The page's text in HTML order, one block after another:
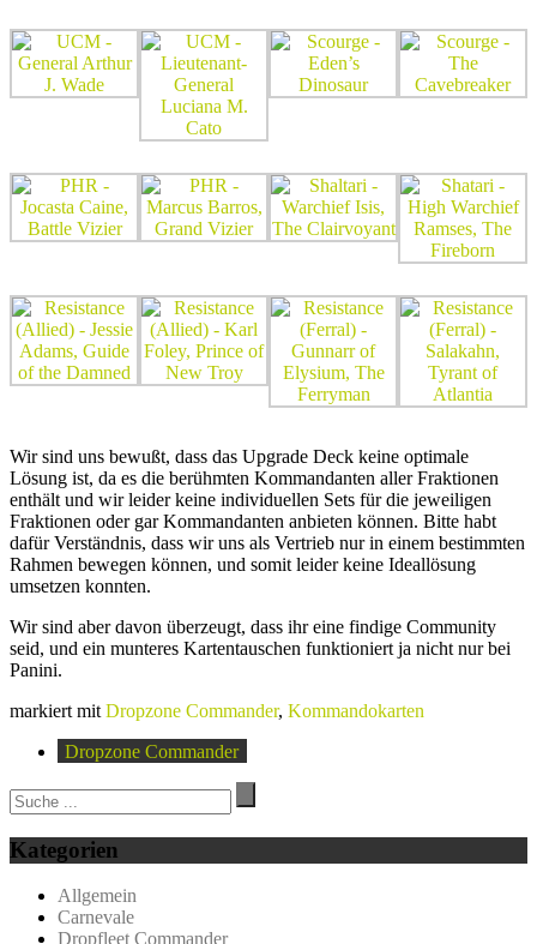
Wir sind uns bewußt, dass das Upgrade Deck keine optimale
Lösung ist, da es die berühmten Kommandanten aller Fraktionen
enthält und wir leider keine individuellen Sets für die jeweiligen
Fraktionen oder gar Kommandanten anbieten können. Bitte habt
dafür Verständnis, dass wir uns als Vertrieb nur in einem bestimmten
Rahmen bewegen können, und somit leider keine Ideallösung
umsetzen konnten.
Wir sind aber davon überzeugt, dass ihr eine findige Community
seid, und ein munteres Kartentauschen funktioniert ja nicht nur bei
Panini.
markiert mit Dropzone Commander, Kommandokarten
Dropzone Commander
Kategorien
Allgemein
Carnevale
Dropfleet Commander